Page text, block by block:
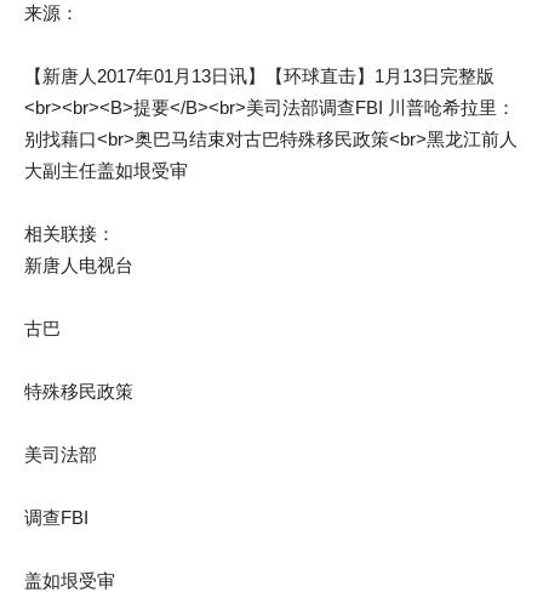
来源：
【新唐人2017年01月13日讯】【环球直击】1月13日完整版
<br><br><B>提要</B><br>美司法部调查FBI 川普呛希拉里：
别找藉口<br>奥巴马结束对古巴特殊移民政策<br>黑龙江前人
大副主任盖如垠受审
相关联接：
新唐人电视台
古巴
特殊移民政策
美司法部
调查FBI
盖如垠受审